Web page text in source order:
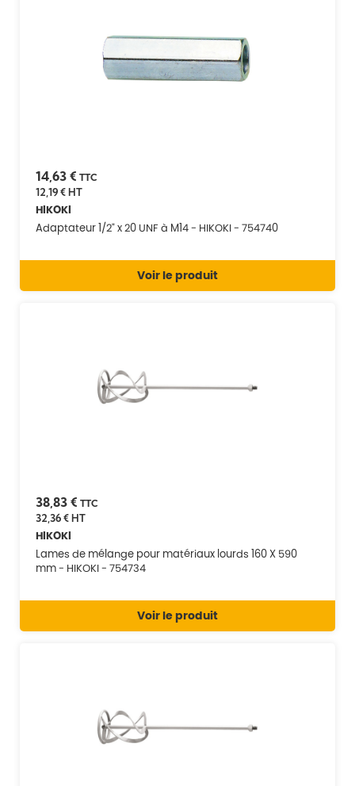
14,63 € TTC
12,19 €HT
HIKOKI
Adaptateur 1/2" x 20 UNF à M14 - HIKOKI - 754740
Voir le produit
38,83 € TTC
32,36 €HT
HIKOKI
Lames de mélange pour matériaux lourds 160 X 590
mm - HIKOKI - 754734
Voir le produit